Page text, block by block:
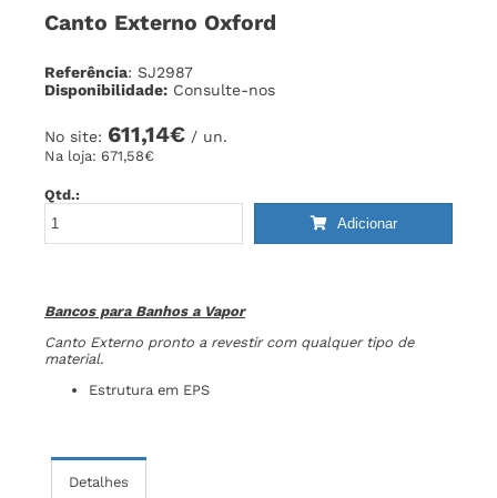
Canto Externo Oxford
Referência: SJ2987
Disponibilidade: Consulte-nos
No site: 611,14€ / un.
Na loja: 671,58€
Qtd.:
Adicionar
Bancos para Banhos a Vapor
Canto Externo pronto a revestir com qualquer tipo de
material.
Estrutura em EPS
Detalhes